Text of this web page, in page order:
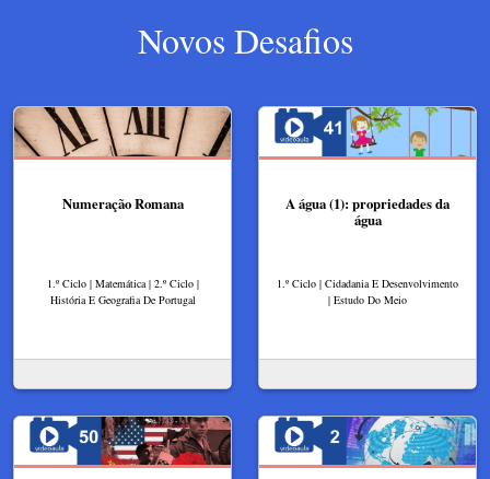
Novos Desafios
Numeração Romana
1.º Ciclo | Matemática | 2.º Ciclo |
História E Geografia De Portugal
A água (1): propriedades da
água
1.º Ciclo | Cidadania E Desenvolvimento
| Estudo Do Meio